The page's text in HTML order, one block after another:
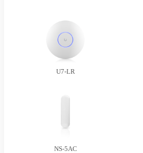
U7-LR
NS-5AC